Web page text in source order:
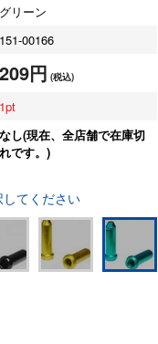
グリーン
151-00166
209円 (税込)
1
なし(現在、全店舗で在庫切
れです。)
てください